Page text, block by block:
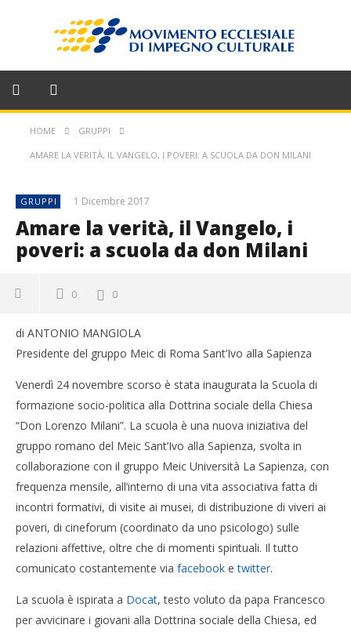
HOME GRUPPI
AMARE LA VERITÀ, IL VANGELO, I POVERI: A SCUOLA DA DON MILANI
GRUPPI 1 Dicembre 2017
Amare la verità, il Vangelo, i
poveri: a scuola da don Milani
0 0
di ANTONIO MANGIOLA
Presidente del gruppo Meic di Roma Sant’Ivo alla Sapienza
Venerdì 24 novembre scorso è stata inaugurata la Scuola di
formazione socio-politica alla Dottrina sociale della Chiesa
“Don Lorenzo Milani”. La scuola è una nuova iniziativa del
gruppo romano del Meic Sant’Ivo alla Sapienza, svolta in
collaborazione con il gruppo Meic Università La Sapienza, con
frequenza mensile, all’interno di una vita associativa fatta di
incontri formativi, di visite ai musei, di distribuzione di viveri ai
poveri, di cineforum (coordinato da uno psicologo) sulle
relazioni affettive, oltre che di momenti spirituali. Il tutto
comunicato costantemente via facebook etwitter.
La scuola è ispirata a Docat, testo voluto da papa Francesco
per avvicinare i giovani alla Dottrina sociale della Chiesa, ed